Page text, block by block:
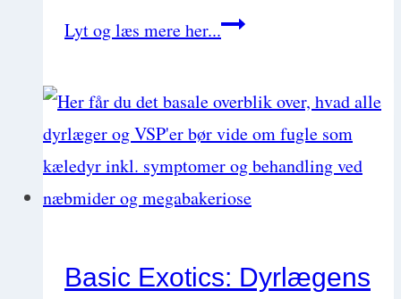
Lyt og læs mere her...Basic
Marsvin
med
Mette
Lybek
Basic Exotics: Dyrlægens